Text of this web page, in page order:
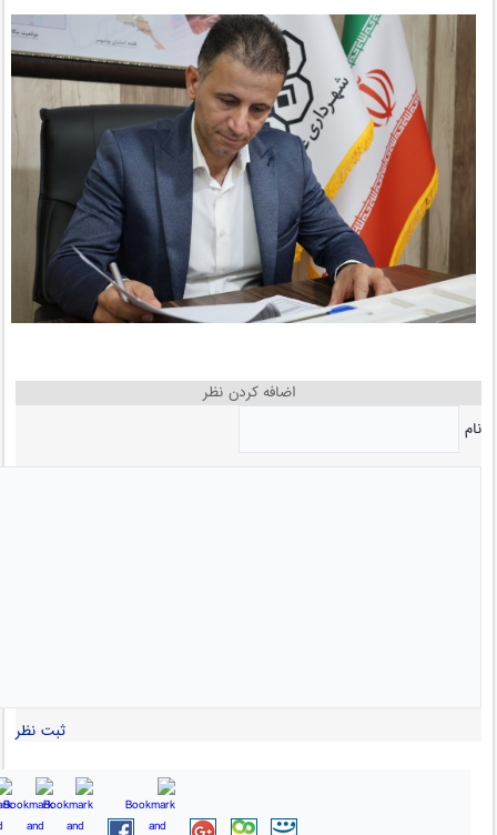
اضافه کردن نظر
نام
ثبت نظر